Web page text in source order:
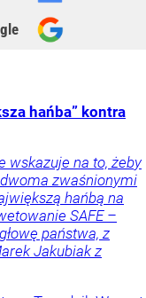
hańba” kontra
wskazuje na to, żeby
zwaśnionymi
hańbą na
SAFE –
państwa, z
Jakubiak z